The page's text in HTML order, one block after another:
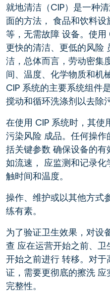
就地清洁（CIP）是一种
面的方法， 食品和饮料
等，无需故障 设备。使
更快的清洁、更低的风险
洁，总体而言，劳动密集
间、温度、化学物质和机
CIP 系统的主要系统组件
搅动和循环洗涤剂以去除
在使用 CIP 系统时，其
污染风险 成品。任何操
括关键参数 确保设备的
如流速， 应监测和记录
触时间和温度。
操作、维护或以其他方式
练有素。
为了验证卫生效果，对设
查 应在运营开始之前、
开始之前进行 转移。对
证，需要更彻底的擦洗
完整性。